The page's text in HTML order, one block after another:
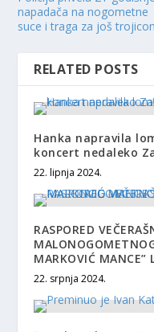
napadača na nogometne
suce i traga za još
RELATED POSTS
Hanka napravila
koncert nedaleko
22. lipnja 2024.
RASPORED
MARKOVIĆ MANCE”
22. srpnja 2024.